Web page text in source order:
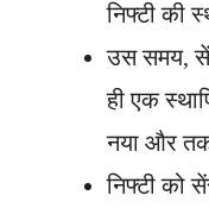
निफ्टी की
उस समय,
ही एक
नया और
निफ्टी को